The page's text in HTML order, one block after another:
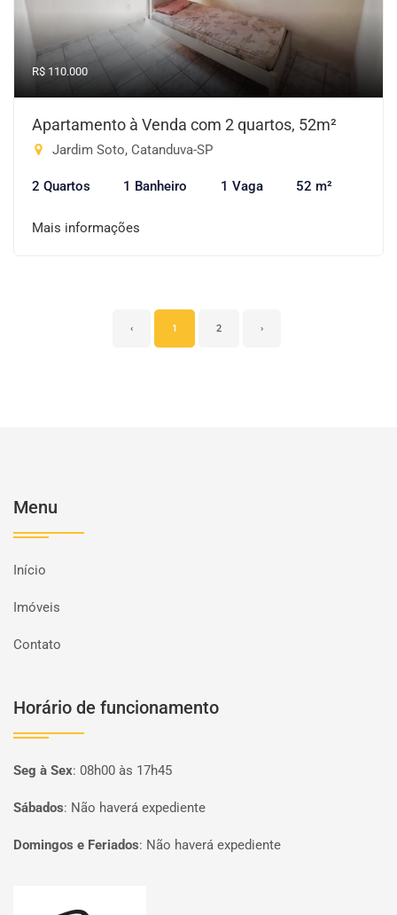
R$ 110.000
Apartamento à Venda com 2 quartos, 52m²
Jardim Soto, Catanduva-SP
2 Quartos 1 Banheiro 1 Vaga 52 m²
Mais informações
‹ 1 2 ›
Menu
Início
Imóveis
Contato
Horário de funcionamento
Seg à Sex: 08h00 às 17h45
Sábados: Não haverá expediente
Domingos e Feriados: Não haverá expediente